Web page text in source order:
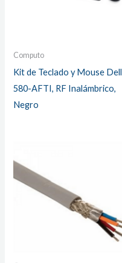
Computo
Kit de Teclado y Mouse Dell
580-AFTI, RF Inalámbrico,
Negro